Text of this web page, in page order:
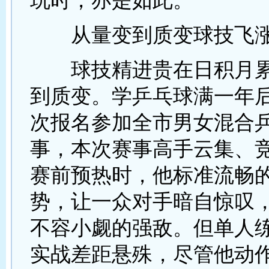
从量变到质变球技飞
球技精进贵在日积月
到质变。学乒乓球满一年
次报名参加全市男女混合
事，本次赛事高手云集、
赛前预热时，他标准流畅
势，让一众对手暗自惊叹
不容小觑的强敌。但单人
实战差距悬殊，尽管他动